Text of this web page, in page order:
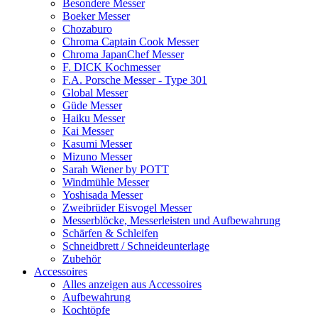
Besondere Messer
Boeker Messer
Chozaburo
Chroma Captain Cook Messer
Chroma JapanChef Messer
F. DICK Kochmesser
F.A. Porsche Messer - Type 301
Global Messer
Güde Messer
Haiku Messer
Kai Messer
Kasumi Messer
Mizuno Messer
Sarah Wiener by POTT
Windmühle Messer
Yoshisada Messer
Zweibrüder Eisvogel Messer
Messerblöcke, Messerleisten und Aufbewahrung
Schärfen & Schleifen
Schneidbrett / Schneideunterlage
Zubehör
Accessoires
Alles anzeigen aus Accessoires
Aufbewahrung
Kochtöpfe